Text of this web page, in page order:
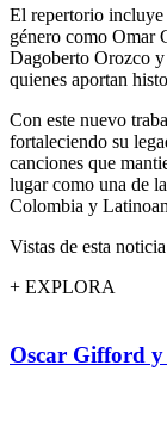
El repertorio incluye
género como Omar
Dagoberto Orozco
quienes aportan
Con este nuevo
fortaleciendo su
canciones que
lugar como una de
Colombia y
Vistas de esta
+ EXPLORA
Oscar Gifford